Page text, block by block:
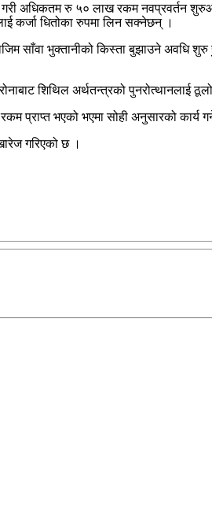
अधिकतम रु ५० लाख रकम नवप्रवर्तन
कर्जा धितोका रुपमा लिन सक्नेछन् ।
साँवा भुक्तानीको किस्ता बुझाउने अवधि
शिथिल अर्थतन्त्रको पुनरोत्थानलाई
प्राप्त भएको भएमा सोही अनुसारको कार्य
गरिएको छ ।